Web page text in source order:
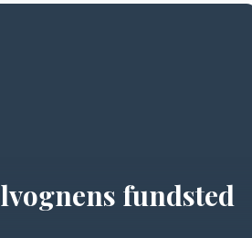
fundsted